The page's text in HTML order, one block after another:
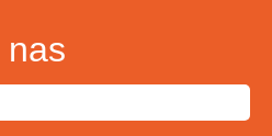
nas